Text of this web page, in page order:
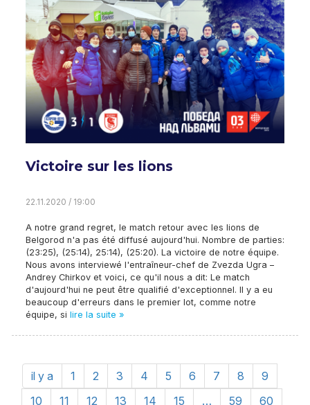
Victoire sur les lions
22.11.2020 / 19:00
A notre grand regret, le match retour avec les lions de
Belgorod n'a pas été diffusé aujourd'hui. Nombre de parties:
(23:25), (25:14), 25:14), (25:20). La victoire de notre équipe.
Nous avons interviewé l'entraîneur-chef de Zvezda Ugra –
Andrey Chirkov et voici, ce qu'il nous a dit: Le match
d'aujourd'hui ne peut être qualifié d'exceptionnel. Il y a eu
beaucoup d'erreurs dans le premier lot, comme notre
équipe, si lire la suite »
il y a 1 2 3 4 5 6 7 8
9
10
11 12 13 14 15 … 59
60